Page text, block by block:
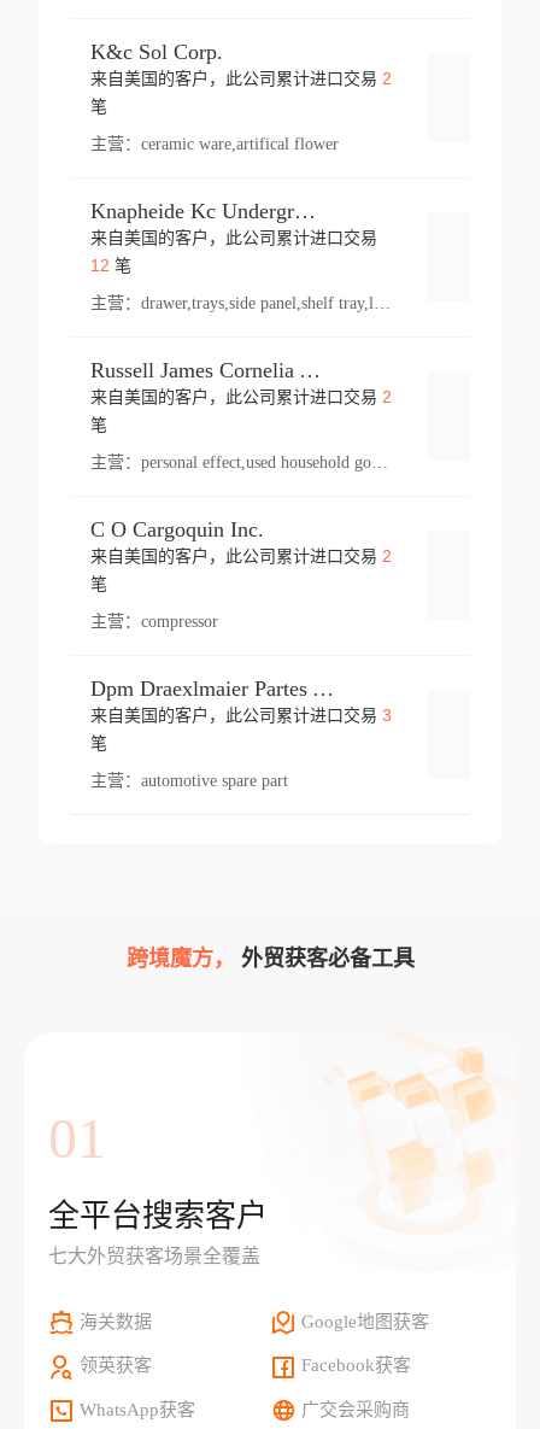
K&c Sol Corp.
来自美国的客户，此公司累计进口交易 2
笔
主营： ceramic ware,artifical flower
Knapheide Kc Underground
来自美国的客户，此公司累计进口交易
12 笔
主营：
Russell James Cornelia Arlington Va
来自美国的客户，此公司累计进口交易 2
笔
主营： personal effect,used household goods
C O Cargoquin Inc.
来自美国的客户，此公司累计进口交易 2
笔
主营： compressor
Dpm Draexlmaier Partes Automotrices Corr Ind Huejotzingo
来自美国的客户，此公司累计进口交易 3
笔
主营： automotive spare part
跨境魔方， 外贸获客必备工具
01
全平台搜索客户
七大外贸获客场景全覆盖
海关数据 Google地图获客
领英获客 Facebook获客
WhatsApp获客 广交会采购商